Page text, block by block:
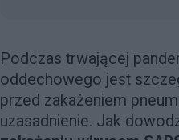
Podczas trwającej
oddechowego jest
przed zakażeniem
uzasadnienie. Jak